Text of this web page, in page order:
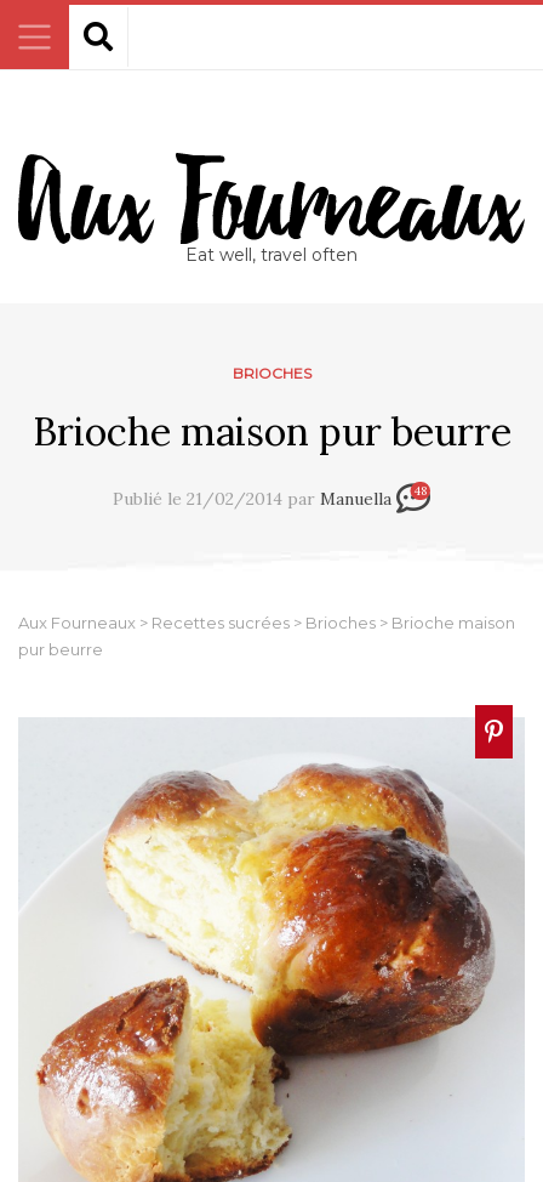
Eat well, travel often
BRIOCHES
Brioche maison pur beurre
Publié le 21/02/2014 par Manuella 48
Aux Fourneaux > Recettes sucrées > Brioches > Brioche maison
pur beurre